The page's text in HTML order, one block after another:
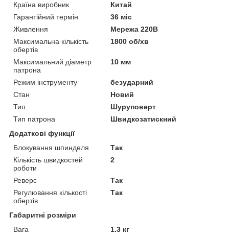
Країна виробник
Китай
Гарантійний термін
36 міс
Живлення
Мережа 220В
Максимальна кількість
обертів
1800 об/хв
Максимальний діаметр
патрона
10 мм
Режим інструменту
безударний
Стан
Новий
Тип
Шуруповерт
Тип патрона
Швидкозатискний
Додаткові функції
Блокування шпинделя
Так
Кількість швидкостей
роботи
2
Реверс
Так
Регулювання кількості
обертів
Так
Габаритні розміри
Вага
1.3 кг